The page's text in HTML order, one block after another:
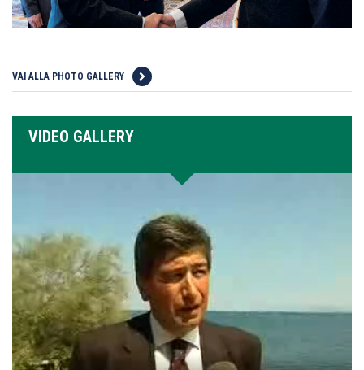
VAI ALLA PHOTO GALLERY
VIDEO GALLERY